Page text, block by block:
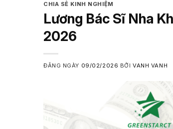
CHIA SẺ KINH NGHIỆM
Lương Bác Sĩ Nha
2026
ĐĂNG NGÀY 09/02/2026 BỞIVANH VANH